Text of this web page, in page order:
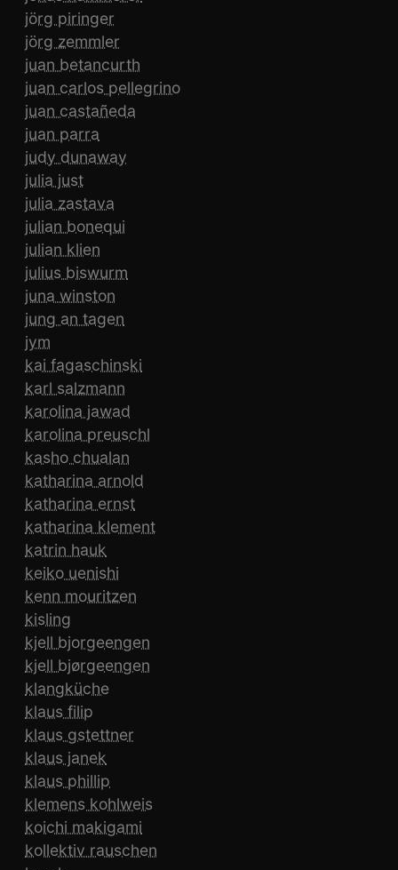
jörg piringer
jörg zemmler
juan betancurth
juan carlos pellegrino
juan castañeda
juan parra
judy dunaway
julia just
julia zastava
julian bonequi
julian klien
julius biswurm
juna winston
jung an tagen
jym
kai fagaschinski
karl salzmann
karolina jawad
karolina preuschl
kasho chualan
katharina arnold
katharina ernst
katharina klement
katrin hauk
keiko uenishi
kenn mouritzen
kisling
kjell bjorgeengen
kjell bjørgeengen
klangküche
klaus filip
klaus gstettner
klaus janek
klaus phillip
klemens kohlweis
koichi makigami
kollektiv rauschen